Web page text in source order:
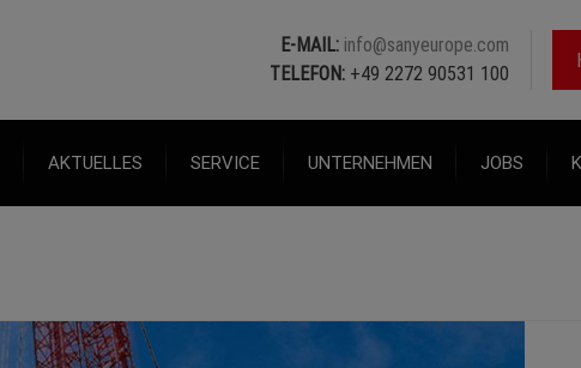
E-MAIL: info@sanyeurope.com
TELEFON: +49 2272 90531 100
AKTUELLES SERVICE UNTERNEHMEN JOBS